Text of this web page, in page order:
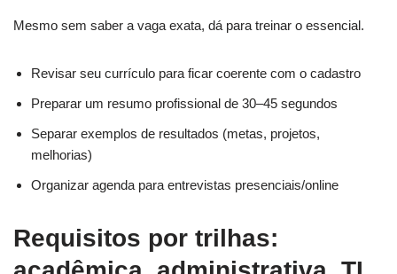
Mesmo sem saber a vaga exata, dá para treinar o essencial.
Revisar seu currículo para ficar coerente com o cadastro
Preparar um resumo profissional de 30–45 segundos
Separar exemplos de resultados (metas, projetos,
melhorias)
Organizar agenda para entrevistas presenciais/online
Requisitos por trilhas: